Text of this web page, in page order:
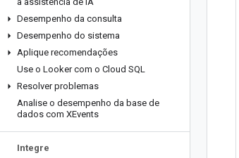
Desempenho da consulta
Desempenho do sistema
Aplique recomendações
Use o Looker com o Cloud SQL
Resolver problemas
Analise o desempenho da base de
dados com XEvents
Integre